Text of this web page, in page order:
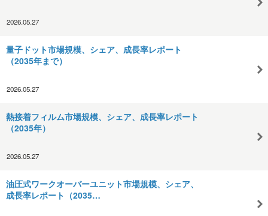
2026.05.27
量子ドット市場規模、シェア、成長率レポート
（2035年まで）
2026.05.27
熱接着フィルム市場規模、シェア、成長率レポート
（2035年）
2026.05.27
油圧式ワークオーバーユニット市場規模、シェア、
成長率レポート（2035…